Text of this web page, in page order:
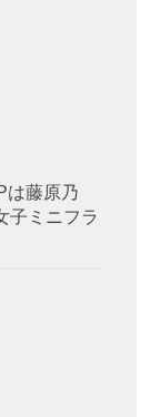
は藤原乃
子ミニフラ